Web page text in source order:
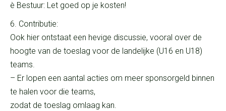
è Bestuur: Let goed op je kosten!
6. Contributie:
Ook hier ontstaat een hevige discussie, vooral over de
hoogte van de toeslag voor de landelijke (U16 en U18)
teams.
– Er lopen een aantal acties om meer sponsorgeld binnen
te halen voor die teams,
zodat de toeslag omlaag kan.